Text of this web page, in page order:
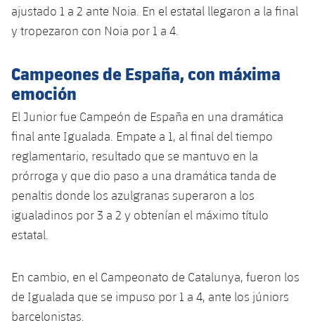
ajustado 1 a 2 ante Noia. En el estatal llegaron a la final
y tropezaron con Noia por 1 a 4.
Campeones de España, con máxima
emoción
El Junior fue Campeón de España en una dramática
final ante Igualada. Empate a 1, al final del tiempo
reglamentario, resultado que se mantuvo en la
prórroga y que dio paso a una dramática tanda de
penaltis donde los azulgranas superaron a los
igualadinos por 3 a 2 y obtenían el máximo título
estatal.
En cambio, en el Campeonato de Catalunya, fueron los
de Igualada que se impuso por 1 a 4, ante los júniors
barcelonistas.